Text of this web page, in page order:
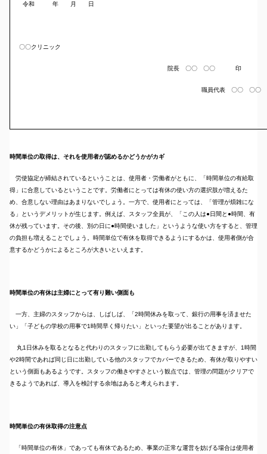
令和 年 月 日
〇〇クリニック
院長 〇〇 〇〇 印
職員代表 〇〇 〇〇
時間単位の取得は、それを使用者が認めるかどうかがカギ
労使協定が締結されているということは、使用者・労働者がともに、「時間単位の有給取
得」に合意しているということです。労働者にとっては有休の使い方の選択肢が増えるた
め、合意しない理由はあまりないでしょう。一方で、使用者にとっては、「管理が煩雑にな
る」というデメリットが生じます。例えば、スタッフ全員が、「この人は●日間と●時間、有
休が残っています。その後、別の日に●時間使いました」というような使い方をすると、管理
の負担も増えることでしょう。時間単位で有休を取得できるようにするかは、使用者側が合
意するかどうかによるところが大きいといえます。
時間単位の有休は主婦にとって有り難い側面も
一方、主婦のスタッフからは、しばしば、「2時間休みを取って、銀行の用事を済ませた
い」「子どもの学校の用事で1時間早く帰りたい」といった要望が出ることがあります。
丸1日休みを取るとなると代わりのスタッフに出勤してもらう必要が出てきますが、1時間
や2時間であれば同じ日に出勤している他のスタッフでカバーできるため、有休が取りやすい
という側面もあるようです。スタッフの働きやすさという観点では、管理の問題がクリアで
きるようであれば、導入を検討する余地はあると考えられます。
時間単位の有休取得の注意点
「時間単位の有休」であっても有休であるため、事業の正常な運営を妨げる場合は使用者